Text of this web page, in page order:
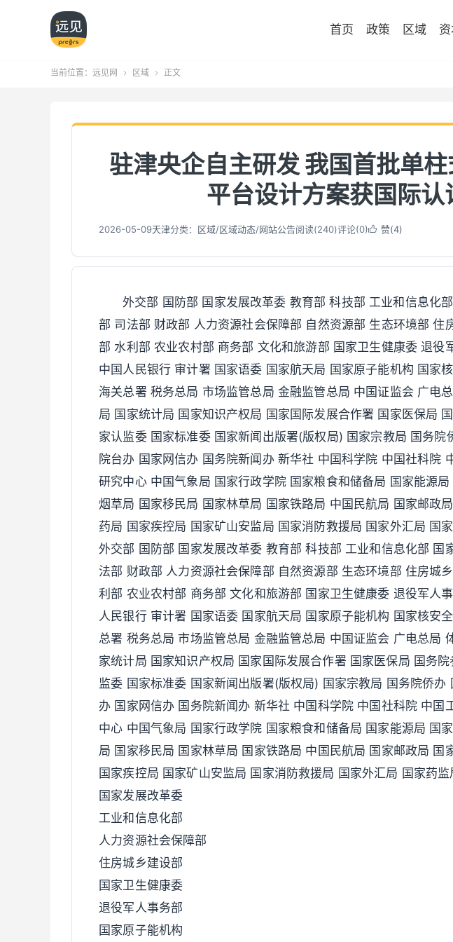
首页 政策 区域
当前位置： 远见网  区域  正文
驻津央企自主研发 我国首批单
平台设计方案获国际认
2026-05-09天津分类： 区域/区域动态/网站公告阅读(240)评论(0) 赞(4)
外交部 国防部 国家发展改革委 教育部 科技部 工业和信息化
部 司法部 财政部 人力资源社会保障部 自然资源部 生态环境部 住
部 水利部 农业农村部 商务部 文化和旅游部 国家卫生健康委 退役
中国人民银行 审计署 国家语委 国家航天局 国家原子能机构 国家
海关总署 税务总局 市场监管总局 金融监管总局 中国证监会 广电
局 国家统计局 国家知识产权局 国家国际发展合作署 国家医保局
家认监委 国家标准委 国家新闻出版署(版权局) 国家宗教局 国务院
院台办 国家网信办 国务院新闻办 新华社 中国科学院 中国社科院
研究中心 中国气象局 国家行政学院 国家粮食和储备局 国家能源
烟草局 国家移民局 国家林草局 国家铁路局 中国民航局 国家邮政
药局 国家疾控局 国家矿山安监局 国家消防救援局 国家外汇局 国
外交部 国防部 国家发展改革委 教育部 科技部 工业和信息化部 国
法部 财政部 人力资源社会保障部 自然资源部 生态环境部 住房城
利部 农业农村部 商务部 文化和旅游部 国家卫生健康委 退役军人
人民银行 审计署 国家语委 国家航天局 国家原子能机构 国家核安
总署 税务总局 市场监管总局 金融监管总局 中国证监会 广电总局
家统计局 国家知识产权局 国家国际发展合作署 国家医保局 国务
监委 国家标准委 国家新闻出版署(版权局) 国家宗教局 国务院侨办
办 国家网信办 国务院新闻办 新华社 中国科学院 中国社科院 中国
中心 中国气象局 国家行政学院 国家粮食和储备局 国家能源局 国
局 国家移民局 国家林草局 国家铁路局 中国民航局 国家邮政局 国
国家疾控局 国家矿山安监局 国家消防救援局 国家外汇局 国家药监
国家发展改革委
工业和信息化部
人力资源社会保障部
住房城乡建设部
国家卫生健康委
退役军人事务部
国家原子能机构